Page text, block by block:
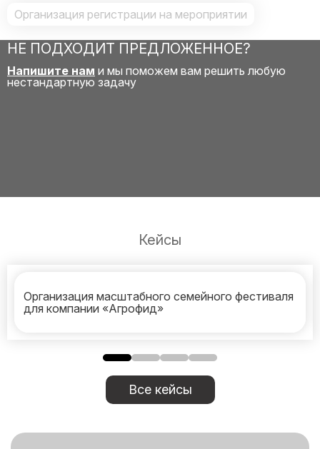
Организация регистрации на мероприятии
НЕ ПОДХОДИТ ПРЕДЛОЖЕННОЕ?
Напишите нам и мы поможем вам решить любую
нестандартную задачу
Кейсы
Организация масштабного семейного фестиваля
для компании «Агрофид»
Все кейсы